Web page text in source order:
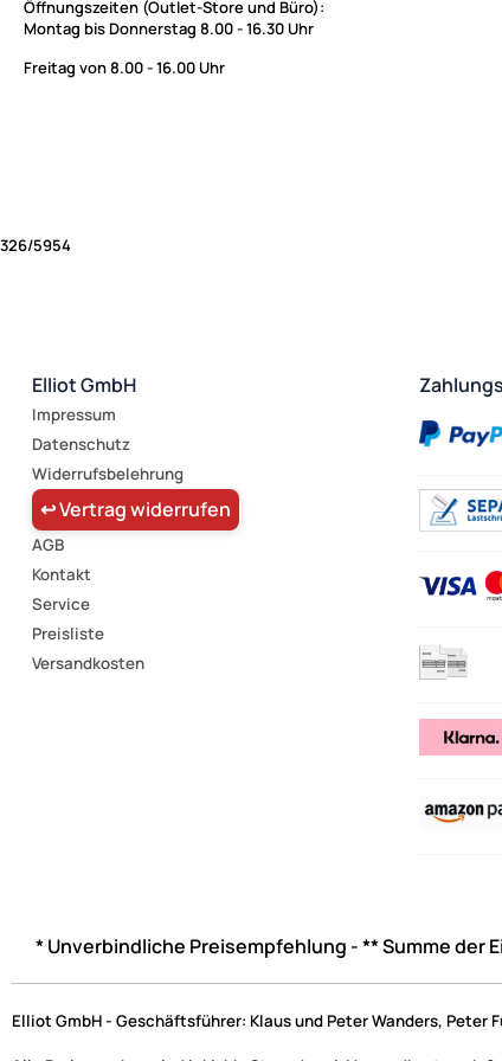
Öffnungszeiten (Outlet-Store und Büro):
Montag bis Donnerstag 8.00 - 16.30 Uhr
Freitag von 8.00 - 16.00 Uhr
326/5954
Elliot GmbH
Impressum
Datenschutz
Widerrufsbelehrung
↩ Vertrag widerrufen
AGB
Kontakt
Service
Preisliste
Versandkosten
* Unverbindliche Preisempfehlung - ** Summe der
Elliot GmbH - Geschäftsführer: Klaus und Peter Wanders, Peter